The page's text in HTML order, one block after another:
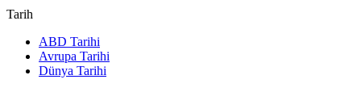
Tarih
ABD Tarihi
Avrupa Tarihi
Dünya Tarihi